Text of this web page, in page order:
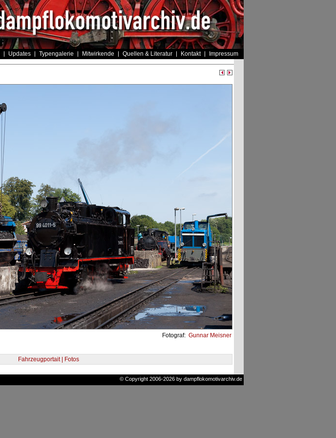
Updates Typengalerie Mitwirkende Quellen & Literatur Kontakt Impressum
Fotograf: Gunnar Meisner
Fahrzeugportait | Fotos
© Copyright 2006-2026 by dampflokomotivarchiv.de